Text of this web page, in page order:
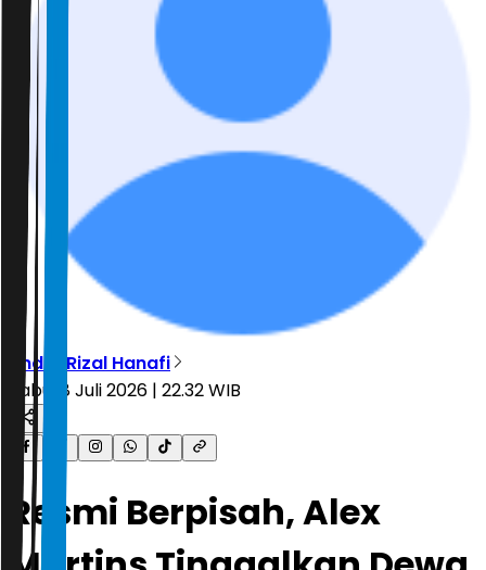
Andre Rizal Hanafi
Rabu, 8 Juli 2026 | 22.32 WIB
Resmi Berpisah, Alex